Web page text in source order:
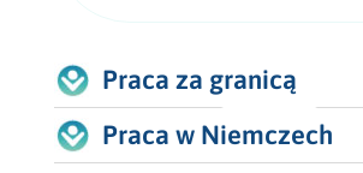
Praca za granicą
Praca w Niemczech